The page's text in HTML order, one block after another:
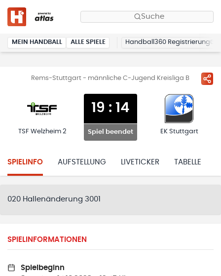
Suche
MEIN HANDBALL ALLE SPIELE Handball360 Registrierung
Rems-Stuttgart - männliche C-Jugend Kreisliga B
TSF Welzheim 2
19 : 14
Spiel beendet EK Stuttgart
SPIELINFO AUFSTELLUNG LIVETICKER TABELLE
020 Hallenänderung 3001
SPIELINFORMATIONEN
Spielbeginn